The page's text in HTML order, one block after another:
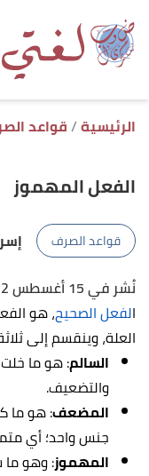
الرئيسية قواعد
الفعل المهموز
قواعد الصرف
نُشر في 15 أغسطس 2022
الفعل الصحيح، هو
العلة، وينقسم إلى
السالم: هو ما
والتضعيف.
المضعف: هو ما
جنس واحد؛ أي
المهموز: وهو ما